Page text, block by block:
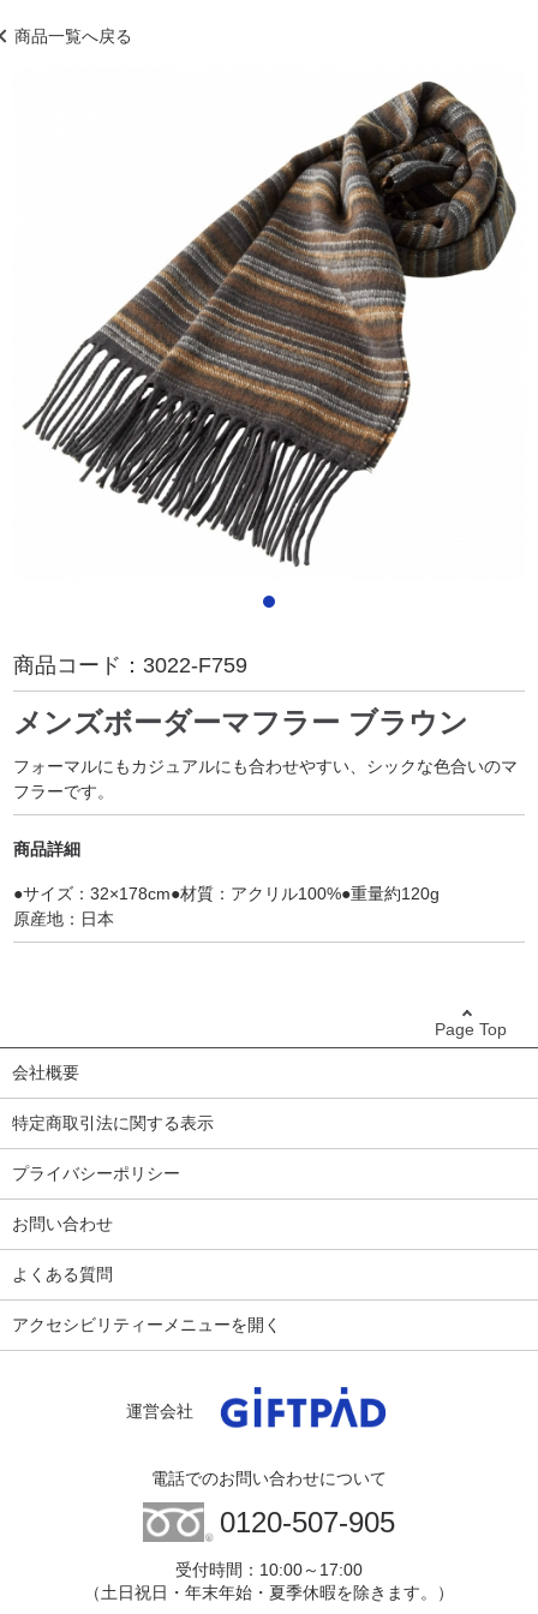
商品一覧へ戻る
商品コード： 3022-F759
メンズボーダーマフラー ブラウン
フォーマルにもカジュアルにも合わせやすい、シックな色合いのマ
フラーです。
商品詳細
●サイズ：32×178cm●材質：アクリル100%●重量約120g
原産地：日本
Page Top
会社概要
特定商取引法に関する表示
プライバシーポリシー
お問い合わせ
よくある質問
アクセシビリティーメニューを開く
運営会社
電話でのお問い合わせについて
0120-507-905
受付時間：10:00～17:00
（土日祝日・年末年始・夏季休暇を除きます。）